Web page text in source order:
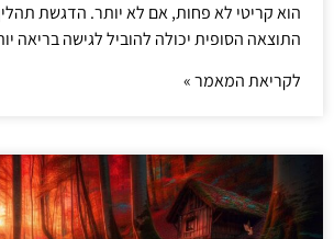
הוא קריטי לא פחות, אם לא יותר. הדגשת
התוצאה הסופית יכולה להוביל לגישה בריאה
לקריאת המאמר »